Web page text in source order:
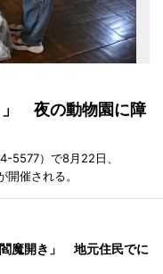
」 夜の動物園に障
5577）で8月22日、
催される。
魔開き」 地元住民でに